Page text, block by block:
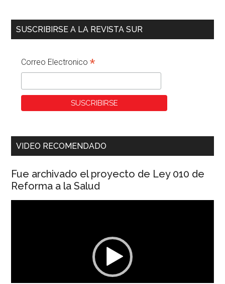
SUSCRIBIRSE A LA REVISTA SUR
Correo Electronico*
VIDEO RECOMENDADO
Fue archivado el proyecto de Ley 010 de
Reforma a la Salud